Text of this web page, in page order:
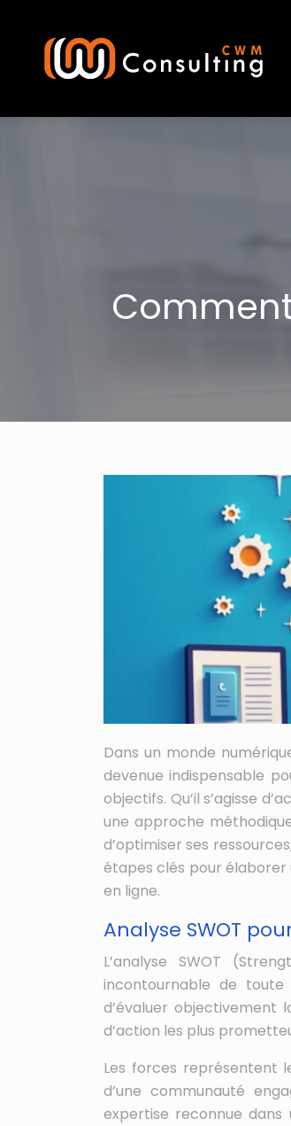
Dans un monde
devenue indispensable
objectifs. Qu’il s’agisse
une approche
d’optimiser ses
étapes clés pour
en ligne.
Analyse SWOT
L’analyse SWOT
incontournable de
d’évaluer objectivement
d’action les plus
Les forces représentent
d’une communauté
expertise reconnue dans